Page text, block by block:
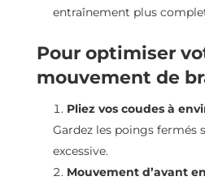
entraînement plus
Pour optimiser
mouvement de
Pliez vos coudes à
Gardez les poings fermés
excessive.
Mouvement d’avant